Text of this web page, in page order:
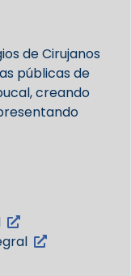
de Cirujanos
públicas de
creando